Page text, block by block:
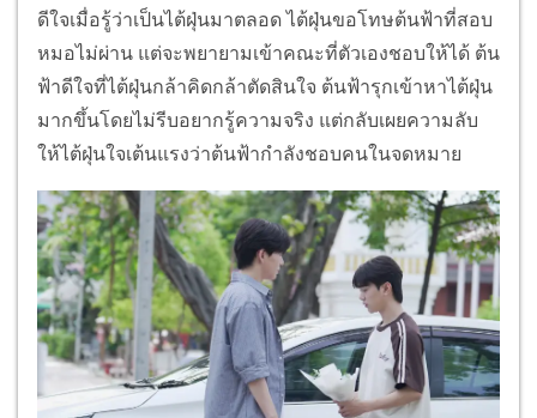
ดีใจเมื่อรู้ว่าเป็นไต้ฝุ่นมาตลอด ไต้ฝุ่นขอโทษต้นฟ้าที่สอบ
หมอไม่ผ่าน แต่จะพยายามเข้าคณะที่ตัวเองชอบให้ได้ ต้น
ฟ้าดีใจที่ไต้ฝุ่นกล้าคิดกล้าตัดสินใจ ต้นฟ้ารุกเข้าหาไต้ฝุ่น
มากขึ้นโดยไม่รีบอยากรู้ความจริง แต่กลับเผยความลับ
ให้ไต้ฝุ่นใจเต้นแรงว่าต้นฟ้ากำลังชอบคนในจดหมาย